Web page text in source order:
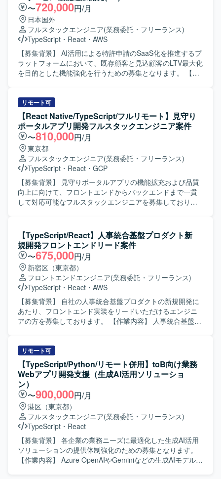
ク : Ruby 3.2 / Rails 7.1 フロントエンド : React 18 /
TypeScript 5.1 / Apollo Client (GraphQL) デザインツール：
Figma など データベース : Amazon RDS インフラ : AWS
(ECS) バージョン管理 : Git/GitHub コミュニケーション/タ
スク管理 : Slack, Google Meet, Notion を利用しています。
〜720,000円/月
日本国外
フルスタックエンジニア(業務委託・フリーランス)
TypeScript ・ React ・ AWS
【募集背景】 AI活用による特許申請のSaaS化を推進するプ
ラットフォームにおいて、既存顧客と見込顧客のLTV最大化
を目的とした機能強化を行うための募集となります。 【作
す。 SaaSシステムとして顧客ごとのデータが相互に混在・
流出しないよう配慮した設計や、安定稼働を前提とした高
品質な実装を行っていただきます。 AI駆動開発環境および
プロジェクト管理ツールを活用しながら、SEとして自走的
にタスクを推進いただきます。 【求める人物像】 AIコーデ
ィングツールを積極的に活用しながらも、生成物の品質を
自らレビューし、改善を回せる方を求めています。 要件を
構造的に整理し、AIへの指示内容を自ら工夫できる方や、
変化のある環境でも主体的にタスクを進められる方がフィ
ットします。 【ポジションの魅力】 AI駆動開発を中核に据
えた開発プロセスを経験でき、LLMや各種AIツールを用い
できる環境となっております。 【開発環境】 AIコーディン
グツール（Cursor / Codex / Claude Code 等）、Docker、
GitHub、AWS を中心としたWebアプリケーション開発環境
を想定しております。
リモート可
【React Native/TypeScript/フルリモート】見守り
ポータルアプリ開発フルスタックエンジニア案件
〜810,000円/月
東京都
フルスタックエンジニア(業務委託・フリーランス)
TypeScript ・ React ・ GCP
【募集背景】 見守りポータルアプリの機能拡充および品質
向上に向けて、フロントエンドからバックエンドまで一貫
して対応可能なフルスタックエンジニアを募集しておりま
リのフロントエンド実装を中心に、UI改善や新機能実装を
行っていただきます。 Honoを用いたAPIおよびサーバーサ
イドの設計・開発を行っていただきます。 データベース設
計およびGoogle Cloud環境との連携実装を担当していただ
きます。 非機能要件（パフォーマンス・セキュリティ等）
の検討や見積もりを行っていただきます。 テストコードの
実装および品質保証業務を通じて、安定したサービス提供
に貢献していただきます。 【求める人物像】 フロントエン
ドからバックエンドまで主体的にキャッチアップしなが
ら、サービス全体の品質向上に取り組んでいただける方を
ンの魅力】 ネイティブアプリとバックエンドの双方に関わ
ることで、フルスタックとして広い技術領域に携わること
ができます。 非機能要件や品質保証にも深く関わるため、
サービスグロースと技術的チャレンジの両方を経験してい
ただけます。 【開発環境】 React NativeおよびExpoを用い
たネイティブアプリ開発環境です。 HonoとTypeScriptを用
いたAPI・サーバーサイド開発環境です。 Google Cloud
Platform上でのシステム構成およびデータベース連携環境で
す。 テストコードやE2Eテストツールを用いた自動テスト
環境が整備されております。
【TypeScript/React】人事統合基盤プロダクト新
規開発フロントエンドリード案件
〜675,000円/月
新宿区（東京都）
フロントエンドエンジニア(業務委託・フリーランス)
TypeScript ・ React ・ AWS
【募集背景】 自社の人事統合基盤プロダクトの新規開発に
あたり、フロントエンド実装をリードいただけるエンジニ
アの方を募集しております。 【作業内容】 人事統合基盤の
プリケーション開発や、バックエンドのREST APIとの連携
実装を担当していただきます。 AIコーディングツールを活
用した開発フローの整備や生産性向上の推進、コンポーネ
ント設計やUIライブラリの整備も行っていただきます。 ま
た、社員エンジニアへの技術展開やドキュメント整備にも
携わっていただきます。 【求める人物像】 AIツールを積極
的に取り入れ、自律的に開発生産性を高めていける方を求
めております。 社員エンジニアへ技術やノウハウをわかり
やすく共有できるコミュニケーション力をお持ちの方を歓
迎いたします。 仕様が確定しきっていないフェーズでも、
課題を整理しながら主体的に推進できる方を想定しており
ます。 長期的な保守性や拡張性を意識したアーキテクチャ
リモート可
【TypeScript/Python/リモート併用】toB向け業務
Webアプリ開発支援（生成AI活用ソリューショ
ン）
〜900,000円/月
港区（東京都）
フルスタックエンジニア(業務委託・フリーランス)
TypeScript ・ React
【募集背景】 各企業の業務ニーズに最適化した生成AI活用
ソリューションの提供体制強化のための募集となります。
【作業内容】 Azure OpenAIやGeminiなどの生成AIモデルを